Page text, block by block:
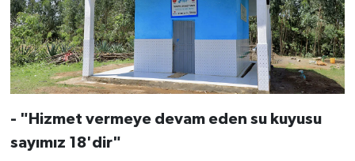
- "Hizmet vermeye devam eden su kuyusu
sayımız 18'dir"
Çorum Müftülüğü
Denizli Müftülüğü
Diyarbakır Müftülüğü
Düzce Müftülüğü
Biyografiler
Diyanet TV
İhtida Haberleri
YAŞAM